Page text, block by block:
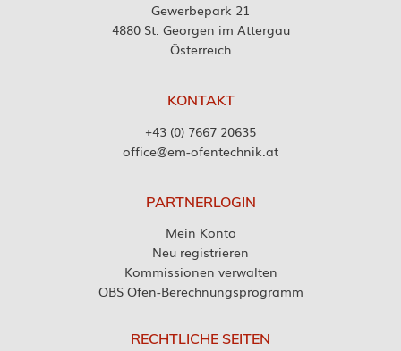
Gewerbepark 21
4880 St. Georgen im Attergau
Österreich
KONTAKT
+43 (0) 7667 20635
office@em-ofentechnik.at
PARTNERLOGIN
Mein Konto
Neu registrieren
Kommissionen verwalten
OBS Ofen-Berechnungsprogramm
RECHTLICHE SEITEN